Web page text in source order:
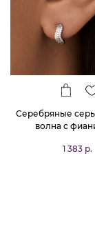
Серебряные
волна с
1 383 р.